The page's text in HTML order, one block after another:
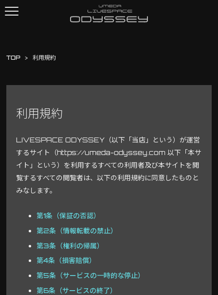
TOP 利用規約
利用規約
LIVESPACE ODYSSEY（以下「当店」という）が運営
するサイト（https://umeda-odyssey.com 以下「本サ
イト」という）を利用するすべての利用者及び本サイトを閲
覧するすべての閲覧者は、以下の利用規約に同意したものと
みなします。
第1条（保証の否認）
第2条（情報転載の禁止）
第3条（権利の帰属）
第4条（損害賠償）
第5条（サービスの一時的な停止）
第6条（サービスの終了）